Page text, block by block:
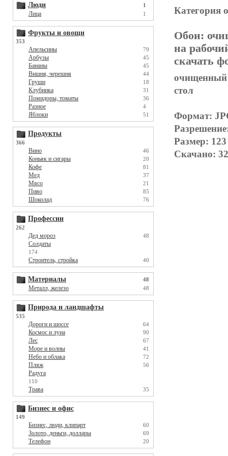
Люди 1
Лица 1
Фрукты и овощи
353
Апельсины 79
Арбузы 45
Бананы 45
Вишня, черешня 44
Груши 18
Клубника 31
Помидоры, томаты 36
Разное 4
Яблоки 51
Продукты
366
Вино 46
Коньяк и сигары 20
Кофе 81
Мед 37
Мясо 21
Пиво 85
Шоколад 76
Профессии
262
Дед мороз 48
Солдаты
174
Строитель, стройка 40
Материалы 48
Металл, железо 48
Природа и ландшафты
535
Дороги и шоссе 64
Космос и луна 90
Лес 67
Море и волны 41
Небо и облака 72
Пляж 56
Радуга
110
Трава 35
Бизнес и офис
149
Бизнес, люди, клипарт 60
Золото, деньги, доллары 69
Телефон 20
Категория
Обои:
на
скачать
очищенный
стол
Формат:
Размер:
Скачано: